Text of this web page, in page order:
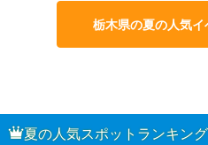
栃木県の夏の人気
夏の人気スポットランキング